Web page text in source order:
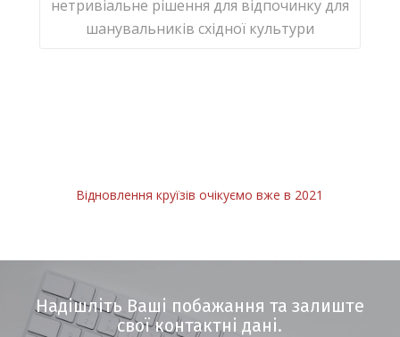
нетривіальне рішення для відпочинку для
шанувальників східної культури
Відновлення круїзів очікуємо вже в 2021
Надішліть Ваші побажання та залиште
свої контактні дані.